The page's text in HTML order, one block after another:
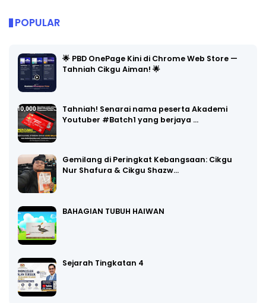
POPULAR
🌟 PBD OnePage Kini di Chrome Web Store —
Tahniah Cikgu Aiman! 🌟
Tahniah! Senarai nama peserta Akademi
Youtuber #Batch1 yang berjaya …
Gemilang di Peringkat Kebangsaan: Cikgu
Nur Shafura & Cikgu Shazw…
BAHAGIAN TUBUH HAIWAN
Sejarah Tingkatan 4